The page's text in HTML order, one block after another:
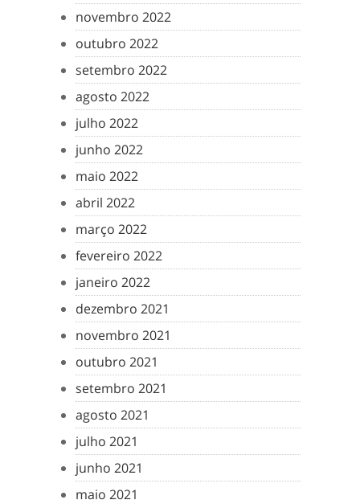
novembro 2022
outubro 2022
setembro 2022
agosto 2022
julho 2022
junho 2022
maio 2022
abril 2022
março 2022
fevereiro 2022
janeiro 2022
dezembro 2021
novembro 2021
outubro 2021
setembro 2021
agosto 2021
julho 2021
junho 2021
maio 2021